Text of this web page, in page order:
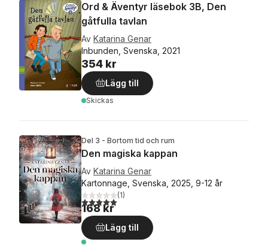
Ord & Äventyr läsebok 3B, Den
gåtfulla tavlan
Av Katarina Genar
Inbunden, Svenska, 2021
354 kr
Lägg till
Skickas
Del 3 - Bortom tid och rum
Den magiska kappan
Av Katarina Genar
Kartonnage, Svenska, 2025, 9-12 år
5,0utav 5 stjärnor. Totalt antal röster:
(1)
168 kr
Lägg till